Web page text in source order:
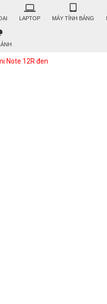
LAPTOP MÁY TÍNH BẢNG
Note 12R đen